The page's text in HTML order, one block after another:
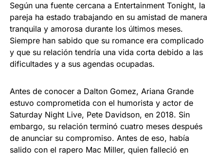
Según una fuente cercana a Entertainment Tonight, la
pareja ha estado trabajando en su amistad de manera
tranquila y amorosa durante los últimos meses.
Siempre han sabido que su romance era complicado
y que su relación tendría una vida corta debido a las
dificultades y a sus agendas ocupadas.
Antes de conocer a Dalton Gomez, Ariana Grande
estuvo comprometida con el humorista y actor de
Saturday Night Live, Pete Davidson, en 2018. Sin
embargo, su relación terminó cuatro meses después
de anunciar su compromiso. Antes de eso, había
salido con el rapero Mac Miller, quien falleció en